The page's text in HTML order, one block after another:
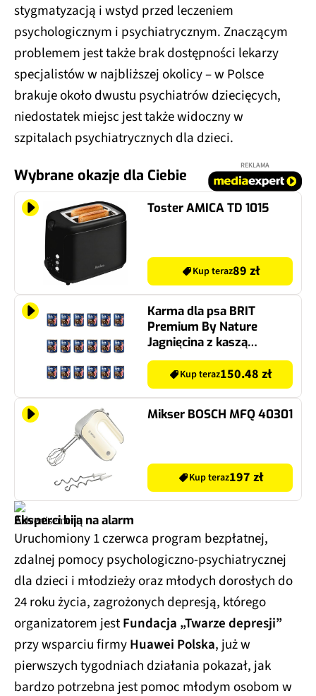
stygmatyzacją i wstyd przed leczeniem
psychologicznym i psychiatrycznym. Znaczącym
problemem jest także brak dostępności lekarzy
specjalistów w najbliższej okolicy – w Polsce
brakuje około dwustu psychiatrów dziecięcych,
niedostatek miejsc jest także widoczny w
szpitalach psychiatrycznych dla dzieci.
Wybrane okazje dla Ciebie
REKLAMA
Toster AMICA TD 1015
Kup teraz89 zł
Karma dla psa BRIT
Premium By Nature
Jagnięcina z kaszą
gryczaną 18 x 800 g
Kup teraz150.48 zł
Mikser BOSCH MFQ 40301
Kup teraz197 zł
Eksperci biją na alarm
Uruchomiony 1 czerwca program bezpłatnej,
zdalnej pomocy psychologiczno-psychiatrycznej
dla dzieci i młodzieży oraz młodych dorosłych do
24 roku życia, zagrożonych depresją, którego
organizatorem jestFundacja „Twarze depresji”
przy wsparciu firmyHuawei Polska, już w
pierwszych tygodniach działania pokazał, jak
bardzo potrzebna jest pomoc młodym osobom w